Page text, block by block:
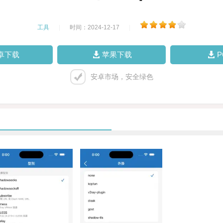
工具 时间：2024-12-17
下载 苹果下载
安卓市场，安全绿色